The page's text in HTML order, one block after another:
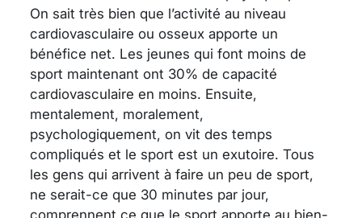
On sait très bien que l’activité au niveau
cardiovasculaire ou osseux apporte un
bénéfice net. Les jeunes qui font moins de
sport maintenant ont 30% de capacité
cardiovasculaire en moins. Ensuite,
mentalement, moralement,
psychologiquement, on vit des temps
compliqués et le sport est un exutoire. Tous
les gens qui arrivent à faire un peu de sport,
ne serait-ce que 30 minutes par jour,
comprennent ce que le sport apporte au bien-